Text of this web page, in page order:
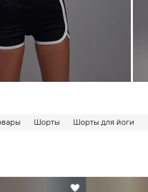
Шорты Шорты для йоги